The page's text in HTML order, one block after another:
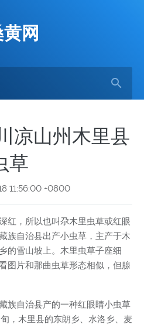
网
凉山州木里县
草
11:56:00 +0800
红，所以也叫尕木里虫草或红眼
族自治县出产小虫草，主产于木
的雪山坡上。木里虫草子座细
图片和那曲虫草形态相似，但腺
族自治县产的一种红眼睛小虫草
，木里县的东朗乡、水洛乡、麦